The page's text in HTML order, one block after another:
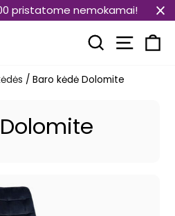
pristatome nemokamai!
Paieška
/ Baro kėdė Dolomite